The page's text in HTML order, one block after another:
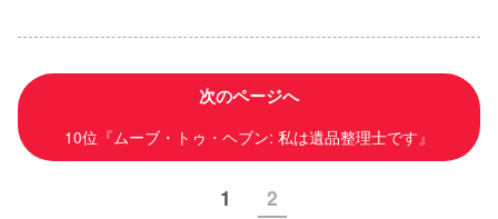
次のページへ
10位『ムーブ・トゥ・ヘブン: 私は遺品整理士です』
1 2